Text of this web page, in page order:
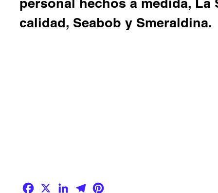
personal hechos a medida, La
calidad, Seabob y Smeraldina.
Facebook
X LinkedIn
Telegram